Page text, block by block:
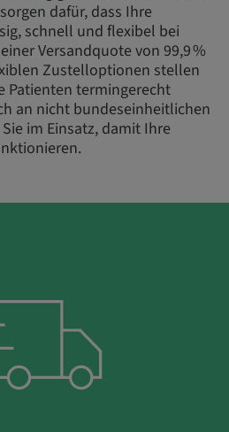
dafür, dass Ihre
schnell und flexibel bei
Versandquote von 99,9 %
Zustelloptionen stellen
Patienten termingerecht
an nicht bundeseinheitlichen
im Einsatz, damit Ihre